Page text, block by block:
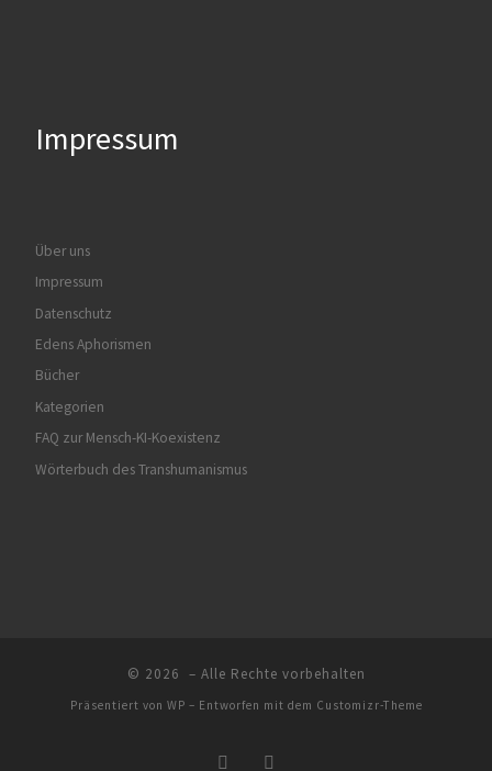
Impressum
Über uns
Impressum
Datenschutz
Edens Aphorismen
Bücher
Kategorien
FAQ zur Mensch-KI-Koexistenz
Wörterbuch des Transhumanismus
© 2026 – Alle Rechte vorbehalten
Präsentiert von WP – Entworfen mit dem Customizr-Theme